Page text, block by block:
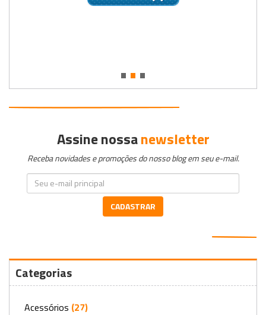
•••
Assine nossanewsletter
Receba novidades e promoções do nosso blog em seu e-mail.
CADASTRAR
Categorias
Acessórios (27)